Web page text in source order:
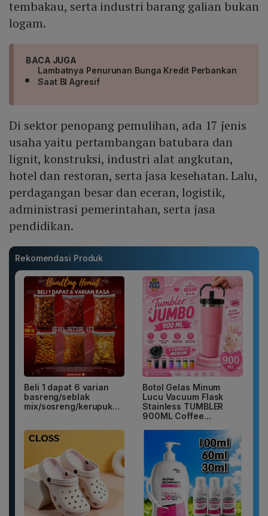
tembakau, serta industri barang galian bukan
logam.
BACA JUGA
Lambatnya Penurunan Bunga Kredit Perbankan
Saat BI Agresif
Di sektor penopang pemulihan, ada 17 jenis
usaha yaitu pertambangan batubara dan
lignit, konstruksi, industri alat angkutan,
hotel dan restoran, serta jasa kesehatan. Lalu,
perdagangan besar dan eceran, logistik,
administrasi pemerintahan, serta jasa
pendidikan.
Rekomendasi Produk
Beli 1 dapat 6 varian
basreng/seblak
mix/sosreng/kerupuk...
Botol Gelas Minum
Lucu Vacuum Flask
Stainless TUMBLER
900ML Coffee...